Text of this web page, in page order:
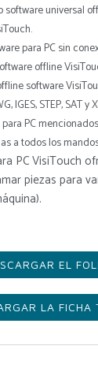
universal
PC sin
offline
software
IGES, STEP, SAT y
PC
a todos los
PC VisiTouch
piezas para
EL
LA FICHA